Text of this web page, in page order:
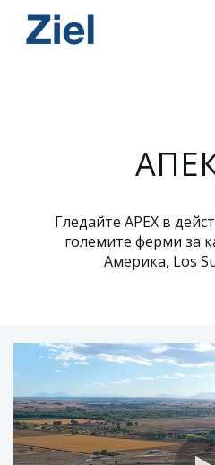
Гледайте APEX в
големите ферми за
Америка, Los